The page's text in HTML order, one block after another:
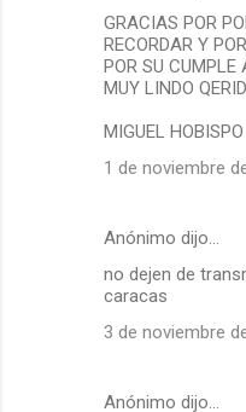
GRACIAS POR
RECORDAR Y
POR SU CUMPLE
MUY LINDO
MIGUEL HOBISPO
1 de noviembre
Anónimo dijo…
no dejen de
caracas
3 de noviembre
Anónimo dijo…